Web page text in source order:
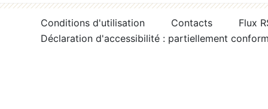
Conditions d'utilisation Contacts
Flux
Déclaration d'accessibilité : partiellement